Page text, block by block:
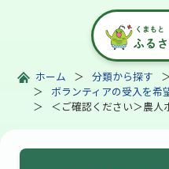
ホーム 分類から探す
ボランティアの受入を希
＜ご確認ください＞農人